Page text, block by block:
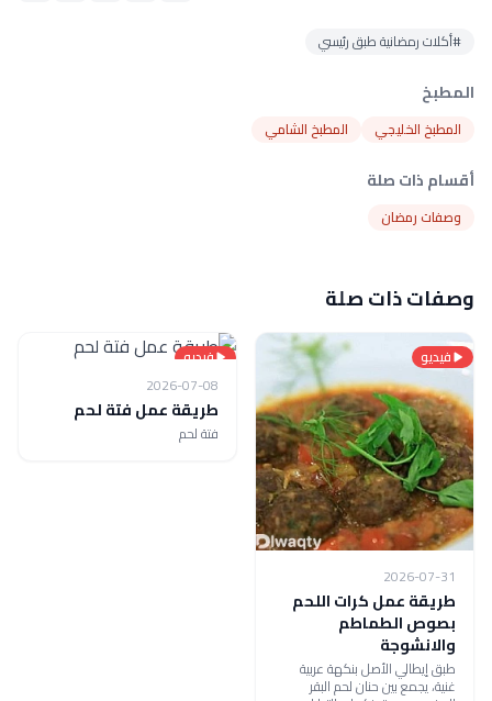
#أكلات رمضانية طبق رئيسي
المطبخ
المطبخ الخليجي المطبخ الشامي
أقسام ذات صلة
وصفات رمضان
وصفات ذات صلة
فيديو
2026-07-31
طريقة عمل كرات اللحم
بصوص الطماطم
والانشوجة
طبق إيطالي الأصل بنكهة عربية
غنية، يجمع بين حنان لحم البقر
فيديو
2026-07-08
طريقة عمل فتة لحم
فتة لحم